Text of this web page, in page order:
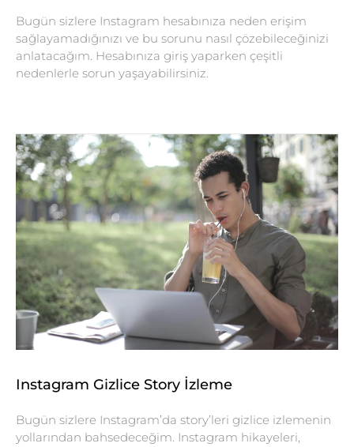
Bugün sizlere Instagram hesabınıza neden erişim
sağlayamadığınızı ve bu sorunu nasıl çözebileceğinizi
anlatacağım. Hesabınıza giriş yaparken çeşitli
nedenlerle sorun yaşayabilirsiniz.
Instagram Gizlice Story İzleme
Bugün sizlere Instagram’da story’leri gizlice izlemenin
yollarından bahsedeceğim. Instagram hikayeleri,